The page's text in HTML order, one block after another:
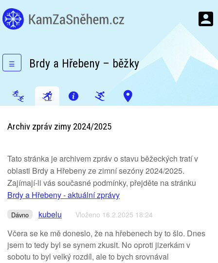
☰ Brdy a Hřebeny – běžky
Archiv zpráv zimy 2024/2025
Tato stránka je archivem zpráv o stavu běžeckých tratí v
oblasti Brdy a Hřebeny ze zimní sezóny 2024/2025.
Zajímají-li vás současné podmínky, přejděte na stránku
Brdy a Hřebeny - aktuální zprávy
Dávno kubelu Vloženo 16.2.2025 18:24
Včera se ke mě doneslo, že na hřebenech by to šlo. Dnes
jsem to tedy byl se synem zkusit. No oproti jizerkám v
sobotu to byl velký rozdíl, ale to bych srovnával